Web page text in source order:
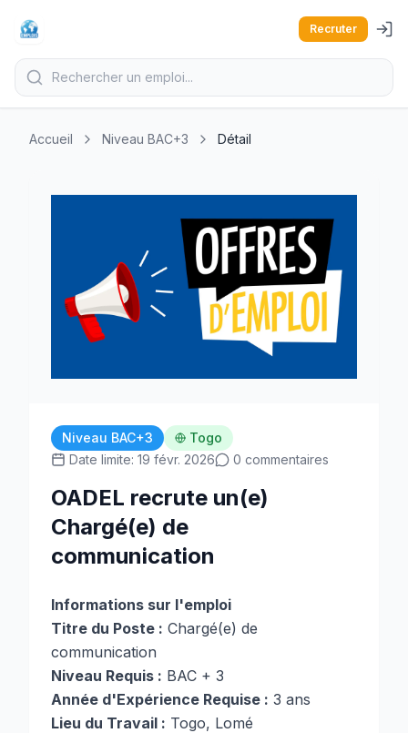
Recruter
Accueil Niveau BAC+3 Détail
Niveau BAC+3
Togo
Date limite: 19 févr. 2026
0 commentaires
OADEL recrute un(e)
Chargé(e) de
communication
Informations sur l'emploi
Titre du Poste : Chargé(e) de
communication
Niveau Requis : BAC + 3
Année d'Expérience Requise : 3 ans
Lieu du Travail : Togo, Lomé